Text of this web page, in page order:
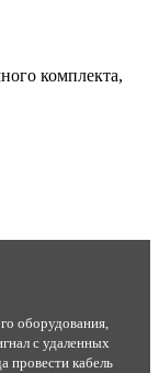
комплекта,
оборудования,
с удаленных
провести кабель